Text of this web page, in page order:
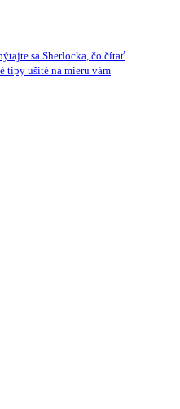
sa Sherlocka, čo čítať
tipy ušité na mieru vám